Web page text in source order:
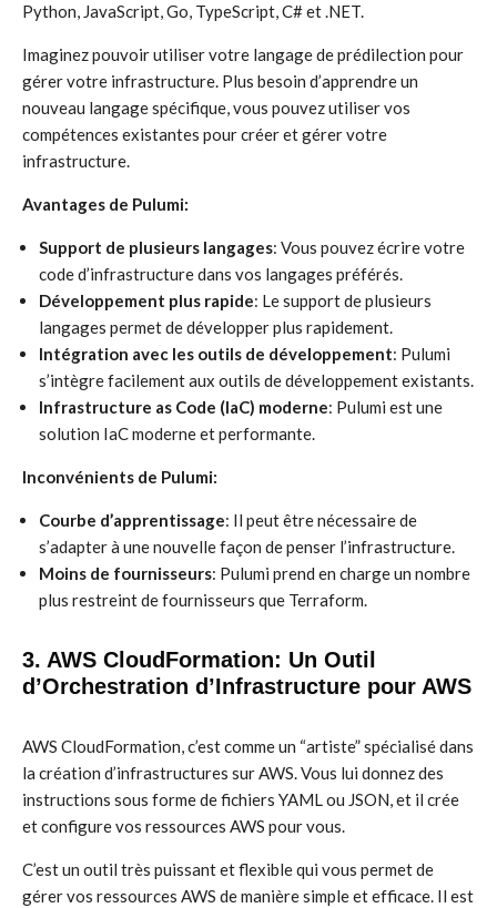
Python, JavaScript, Go, TypeScript, C# et .NET.
Imaginez pouvoir utiliser votre langage de prédilection pour
gérer votre infrastructure. Plus besoin d’apprendre un
nouveau langage spécifique, vous pouvez utiliser vos
compétences existantes pour créer et gérer votre
infrastructure.
Avantages de Pulumi:
Support de plusieurs langages: Vous pouvez écrire votre
code d’infrastructure dans vos langages préférés.
Développement plus rapide: Le support de plusieurs
langages permet de développer plus rapidement.
Intégration avec les outils de développement: Pulumi
s’intègre facilement aux outils de développement existants.
Infrastructure as Code (IaC) moderne: Pulumi est une
solution IaC moderne et performante.
Inconvénients de Pulumi:
Courbe d’apprentissage: Il peut être nécessaire de
s’adapter à une nouvelle façon de penser l’infrastructure.
Moins de fournisseurs: Pulumi prend en charge un nombre
plus restreint de fournisseurs que Terraform.
3. AWS CloudFormation: Un Outil
d’Orchestration d’Infrastructure pour AWS
AWS CloudFormation, c’est comme un “artiste” spécialisé dans
la création d’infrastructures sur AWS. Vous lui donnez des
instructions sous forme de fichiers YAML ou JSON, et il crée
et configure vos ressources AWS pour vous.
C’est un outil très puissant et flexible qui vous permet de
gérer vos ressources AWS de manière simple et efficace. Il est